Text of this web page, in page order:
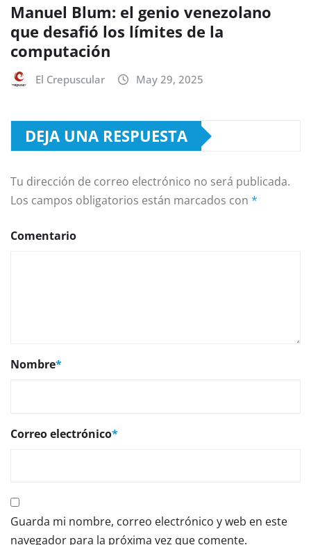
Manuel Blum: el genio venezolano
que desafió los límites de la
computación
El Crepuscular May 29, 2025
DEJA UNA RESPUESTA
Tu dirección de correo electrónico no será publicada.
Los campos obligatorios están marcados con *
Comentario
Nombre*
Correo electrónico*
Guarda mi nombre, correo electrónico y web en este
navegador para la próxima vez que comente.